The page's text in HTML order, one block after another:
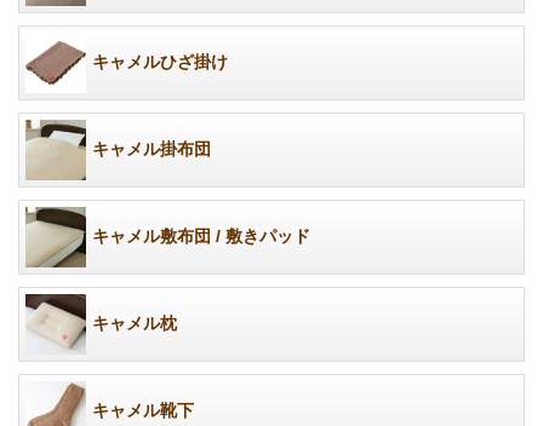
キャメルひざ掛け
キャメル掛布団
キャメル敷布団 / 敷きパッド
キャメル枕
キャメル靴下